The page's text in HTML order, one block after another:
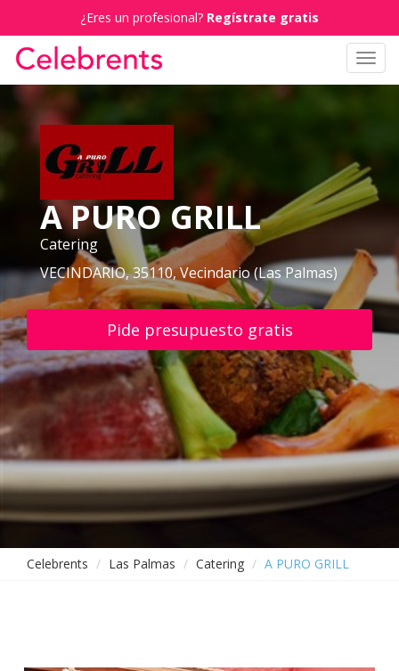
¿Eres un profesional? Regístrate gratis
A PURO GRILL
Catering
VECINDARIO, 35110, Vecindario (Las Palmas)
Pide presupuesto gratis
Celebrents Las Palmas Catering A PURO GRILL